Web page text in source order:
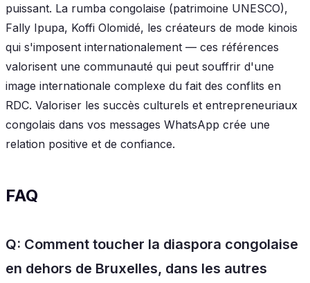
puissant. La rumba congolaise (patrimoine UNESCO),
Fally Ipupa, Koffi Olomidé, les créateurs de mode kinois
qui s'imposent internationalement — ces références
valorisent une communauté qui peut souffrir d'une
image internationale complexe du fait des conflits en
RDC. Valoriser les succès culturels et entrepreneuriaux
congolais dans vos messages WhatsApp crée une
relation positive et de confiance.
FAQ
Q: Comment toucher la diaspora congolaise
en dehors de Bruxelles, dans les autres